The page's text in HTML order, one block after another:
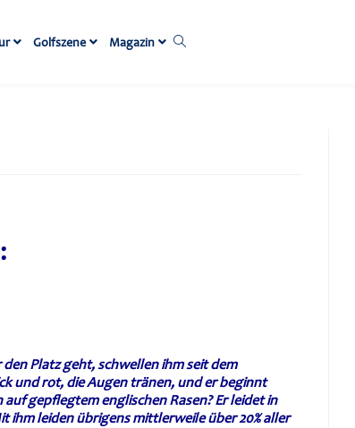
Golfszene Magazin
Platz geht, schwellen ihm seit dem
und rot, die Augen tränen, und er beginnt
gepflegtem englischen Rasen? Er leidet in
ihm leiden übrigens mittlerweile über 20% aller